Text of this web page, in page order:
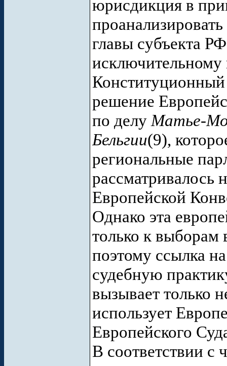
юрисдикция в
главы субъекта
решение
по делу Матье-
Бельгии(9),
региональные
рассматривалось
Европейской
Однако эта
только к выборам
поэтому ссылка
судебную
вызывает только
использует
Европейского
В соответствии с